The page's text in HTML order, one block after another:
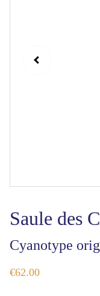
Saule des
Cyanotype
€62.00